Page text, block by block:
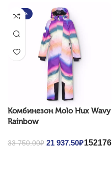
-35%
Комбинезон Molo Hux Wavy
Rainbow
33 750.00₽ Original price was:
21 937.50₽Current
152176